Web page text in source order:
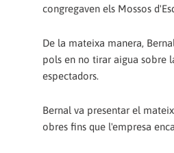
congregaven els Mossos
De la mateixa manera,
pols en no tirar aigua sobre
espectadors.
Bernal va presentar el
obres fins que l'empresa